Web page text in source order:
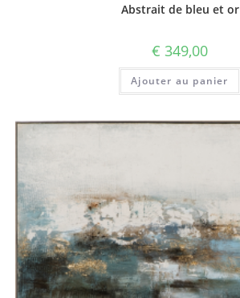
Abstrait de bleu et or
€ 349,00
Ajouter au panier